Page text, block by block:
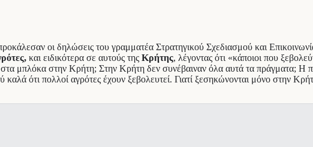
οι δηλώσεις του γραμματέα Στρατηγικού Σχεδιασμού και
και ειδικότερα σε αυτούς της Κρήτης, λέγοντας ότι «κάποιοι που
στα μπλόκα στην Κρήτη; Στην Κρήτη δεν συνέβαιναν όλα αυτά τα πράγματα; Η
ότι πολλοί αγρότες έχουν ξεβολευτεί. Γιατί ξεσηκώνονται μόνο στην